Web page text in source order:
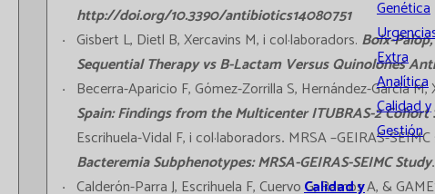
Genética
Extra
Analítica
Calidad y
Gestión
Calidad y
http://doi.org/10.3390/antibiotics14080751
Gisbert L, Dietl B, Xercavins M, i col·laboradors. Boix-
Sequential Therapy vs B-Lactam Versus Quinolones
Becerra-Aparicio F, Gómez-Zorrilla S, Hernández-García M,
Spain: Findings from the Multicenter ITUBRAS-2
Escrihuela-Vidal F, i col·laboradors. MRSA –GEIRAS-
Bacteremia Subphenotypes: MRSA-GEIRAS-SEIMC Study
Calderón-Parra J, Escrihuela F, Cuervo G, Ramos A, &